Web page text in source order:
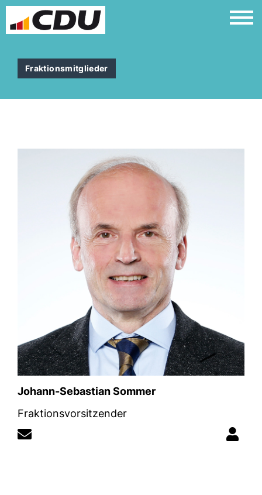
Fraktionsmitglieder
Johann-Sebastian Sommer
Fraktionsvorsitzender